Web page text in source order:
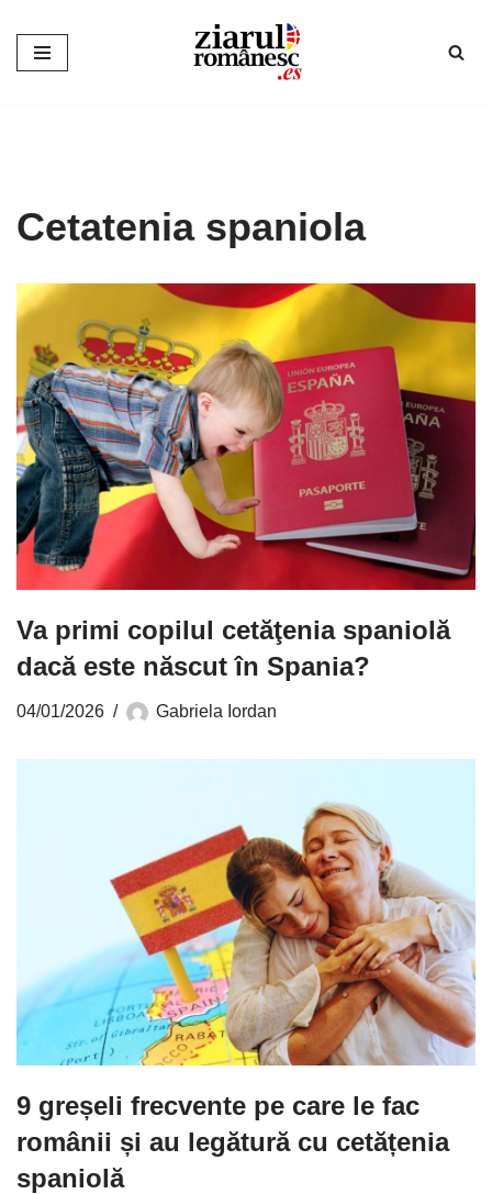
Sari
Cetatenia spaniola
Va primi copilul cetăţenia spaniolă
dacă este născut în Spania?
04/01/2026 Gabriela Iordan
9 greșeli frecvente pe care le fac
românii și au legătură cu cetățenia
spaniolă